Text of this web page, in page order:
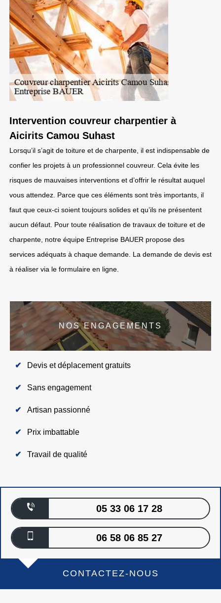
Intervention couvreur charpentier à
Aicirits Camou Suhast
Lorsqu’il s’agit de toiture et de charpente, il est indispensable de
confier les projets à un professionnel couvreur. Cela évite les
risques de mauvaises interventions et d’offrir le résultat auquel
vous attendez. Parce que ces éléments sont très importants, il
faut que ceux-ci soient toujours solides et qu’ils ne présentent
aucun défaut. Pour toute réalisation de travaux de toiture et de
charpente, notre équipe Entreprise BAUER propose des
services adéquats à chaque demande. La demande de devis est
à réaliser via le formulaire en ligne.
NOS ENGAGEMENTS
Devis et déplacement gratuits
Sans engagement
Artisan passionné
Prix imbattable
Travail de qualité
05 33 06 17 28
06 58 06 85 27
CONTACTEZ-NOUS